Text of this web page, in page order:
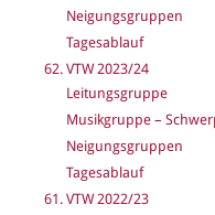
Neigungsgruppen
Tagesablauf
62. VTW 2023/24
Leitungsgruppe
Musikgruppe –
Neigungsgruppen
Tagesablauf
61. VTW 2022/23